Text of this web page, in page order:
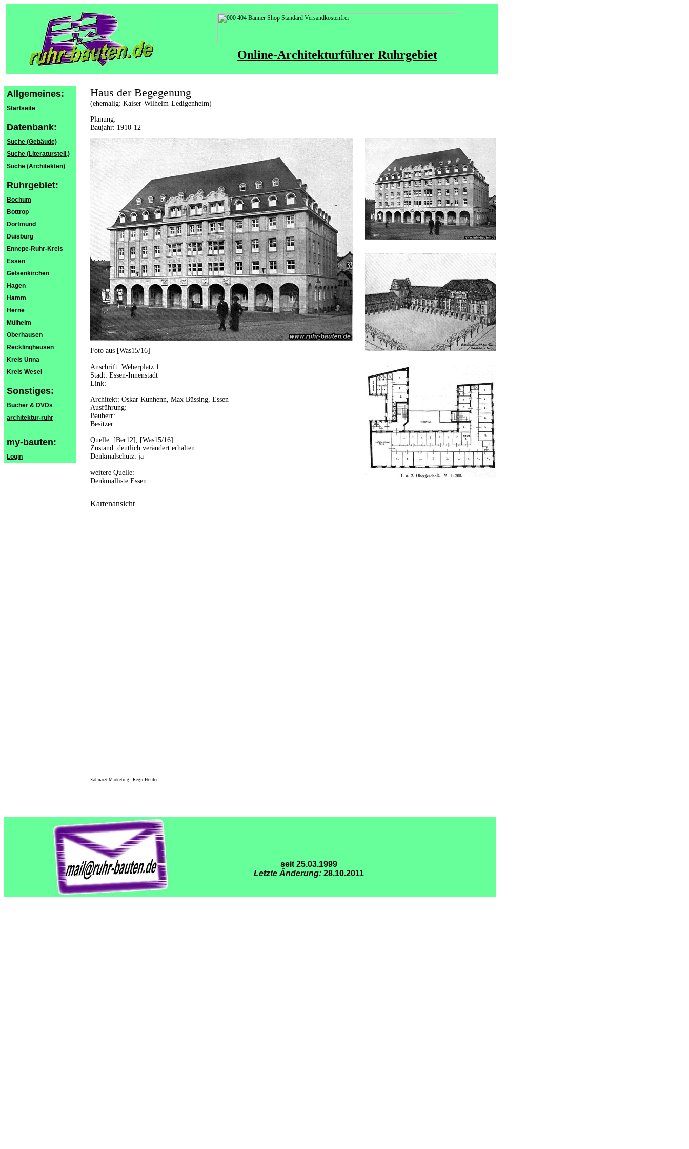
Online-Architekturführer Ruhrgebiet
Allgemeines:
Startseite
Datenbank:
Suche (Gebäude)
Suche (Literaturstell.)
Suche (Architekten)
Ruhrgebiet:
Bochum
Bottrop
Dortmund
Duisburg
Ennepe-Ruhr-Kreis
Essen
Gelsenkirchen
Hagen
Hamm
Herne
Mülheim
Oberhausen
Recklinghausen
Kreis Unna
Kreis Wesel
Sonstiges:
Bücher & DVDs
architektur-ruhr
my-bauten:
Login
Haus der Begegenung
(ehemalig: Kaiser-Wilhelm-Ledigenheim)
Planung:
Baujahr: 1910-12
Foto aus [Was15/16]
Anschrift: Weberplatz 1
Stadt: Essen-Innenstadt
Link:
Architekt: Oskar Kunhenn, Max Büssing, Essen
Ausführung:
Bauherr:
Besitzer:
Quelle: [Ber12] , [Was15/16]
Zustand: deutlich verändert erhalten
Denkmalschutz: ja
weitere Quelle:
Denkmalliste Essen
Kartenansicht
Zahnarzt Marketing - RegioHelden
seit 25.03.1999
Letzte Änderung: 28.10.2011